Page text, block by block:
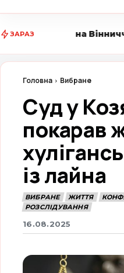
ЗАРАЗ • Вінниця
Головна Вибране
Суд у
покарав
із лайна
ВИБРАНЕ ЖИТТЯ
РОЗСЛІДУВАННЯ
16.08.2025